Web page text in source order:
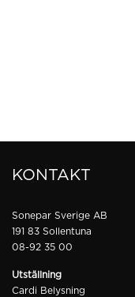
KONTAKT
Sonepar Sverige AB
191 83 Sollentuna
08-92 35 00
Utställning
Cardi Belysning